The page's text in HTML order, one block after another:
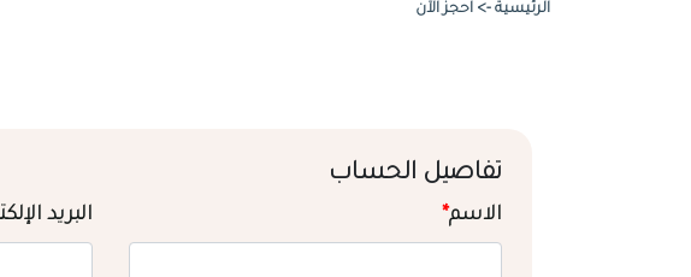
الرئيسية -> احجز الآن
تفاصيل الحساب
الاسم* البريد